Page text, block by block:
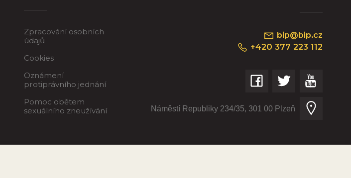
Zpracování osobních
údajů
Cookies
Oznámení
protiprávního jednání
Pomoc obětem
sexuálního zneužívání
bip@bip.cz
+420 377 223 112
Náměstí Republiky 234/35, 301 00 Plzeň